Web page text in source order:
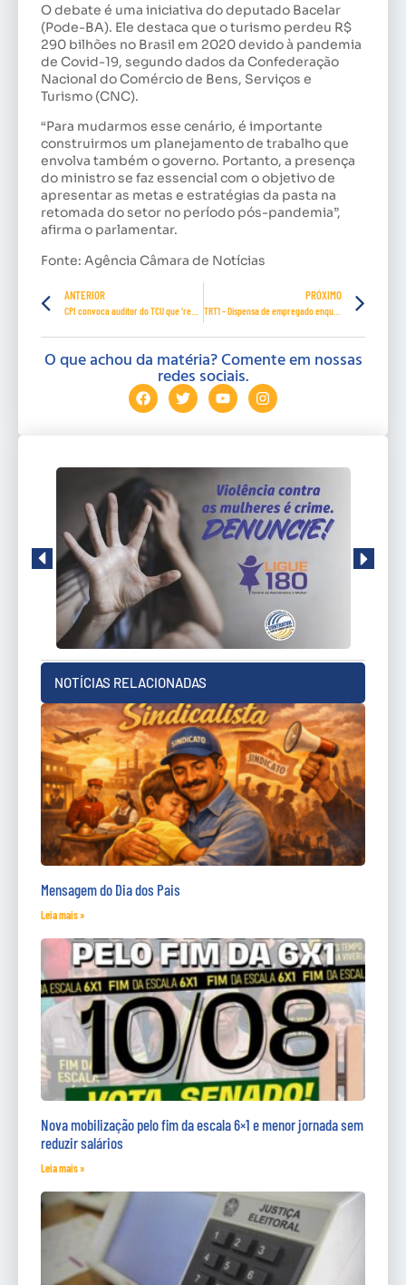
O debate é uma iniciativa do deputado Bacelar
(Pode-BA). Ele destaca que o turismo perdeu R$
290 bilhões no Brasil em 2020 devido à pandemia
de Covid-19, segundo dados da Confederação
Nacional do Comércio de Bens, Serviços e
Turismo (CNC).
“Para mudarmos esse cenário, é importante
construirmos um planejamento de trabalho que
envolva também o governo. Portanto, a presença
do ministro se faz essencial com o objetivo de
apresentar as metas e estratégias da pasta na
retomada do setor no período pós-pandemia”,
afirma o parlamentar.
Fonte: Agência Câmara de Notícias
ANTERIOR PRÓXIMO
TRT1 – Dispensa de empregado enquadrado no grupo de risco da Covid-19 é considerada discriminatória
O que achou da matéria? Comente em nossas
redes sociais.
NOTÍCIAS RELACIONADAS
Mensagem do Dia dos Pais
Leia mais »
Nova mobilização pelo fim da escala 6×1 e menor jornada sem
reduzir salários
Leia mais »